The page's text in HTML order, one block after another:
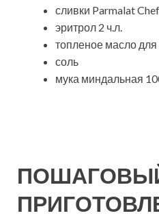
сливки Parmalat
эритрол 2 ч.л.
топленое масло
соль
мука миндальная